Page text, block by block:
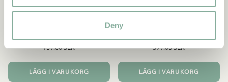
Deny
BARNEN I BULLERBYN
159.00 SEK
LÄGG I VARUKORG
BARNEN I BULLERBYN
399.00 SEK
LÄGG I VARUKORG